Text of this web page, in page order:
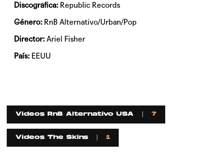
Discográfica: Republic Records
Género: RnB Alternativo/Urban/Pop
Director: Ariel Fisher
País: EEUU
Videos RnB Alternativo USA 7
Videos The Skins 1